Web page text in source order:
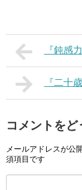
『鈍感
『二十
コメントをど
メールアドレスが公
須項目です